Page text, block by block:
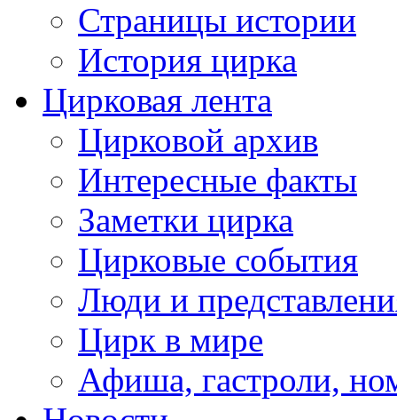
Страницы истории
История цирка
Цирковая лента
Цирковой архив
Интересные факты
Заметки цирка
Цирковые события
Люди и
Цирк в мире
Афиша, гастроли,